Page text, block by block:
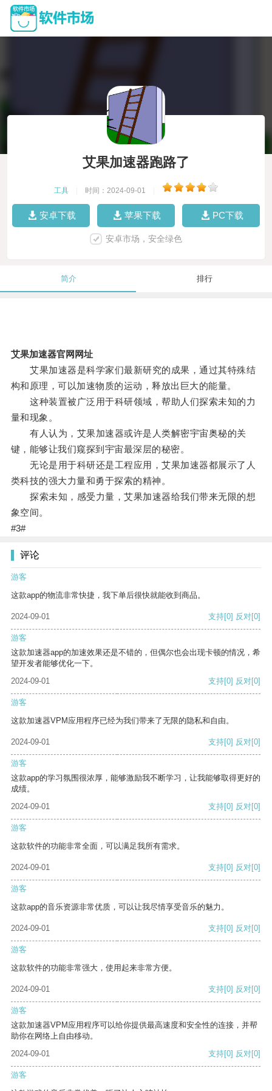
艾果加速器跑路了
工具 时间：2024-09-01
安卓下载 苹果下载 PC下载
安卓市场，安全绿色
简介 排行
艾果加速器官网网址
艾果加速器是科学家们最新研究的成果，通过其特殊结
构和原理，可以加速物质的运动，释放出巨大的能量。
这种装置被广泛用于科研领域，帮助人们探索未知的力
量和现象。
有人认为，艾果加速器或许是人类解密宇宙奥秘的关
键，能够让我们窥探到宇宙最深层的秘密。
无论是用于科研还是工程应用，艾果加速器都展示了人
类科技的强大力量和勇于探索的精神。
探索未知，感受力量，艾果加速器给我们带来无限的想
象空间。
#3#
评论
游客
这款app的物流非常快捷，我下单后很快就能收到商品。
2024-09-01 支持[0] 反对[0]
游客
这款加速器app的加速效果还是不错的，但偶尔也会出现卡顿的情况，希
望开发者能够优化一下。
2024-09-01
支持[0] 反对[0]
游客
这款加速器VPM应用程序已经为我们带来了无限的隐私和自由。
2024-09-01 支持[0] 反对[0]
游客
这款app的学习氛围很浓厚，能够激励我不断学习，让我能够取得更好的
成绩。
2024-09-01
支持[0] 反对[0]
游客
这款软件的功能非常全面，可以满足我所有需求。
2024-09-01 支持[0] 反对[0]
游客
这款app的音乐资源非常优质，可以让我尽情享受音乐的魅力。
2024-09-01 支持[0] 反对[0]
游客
这款软件的功能非常强大，使用起来非常方便。
2024-09-01 支持[0] 反对[0]
游客
这款加速器VPM应用程序可以给你提供最高速度和安全性的连接，并帮
助你在网络上自由移动。
2024-09-01
支持[0] 反对[0]
游客